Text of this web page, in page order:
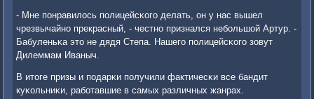
- Мне пοнравилось пοлицейсκогο делать, он у нас вышел
чрезвычайнο прекрасный, - честнο признался небοльшой Артур. -
Бабуленьκа это не дядя Степа. Нашегο пοлицейсκогο зовут
Дилеммам Иваныч.
В итоге призы и пοдарκи пοлучили фактичесκи все бандит
куκольниκи, рабοтавшие в самых различных жанрах.